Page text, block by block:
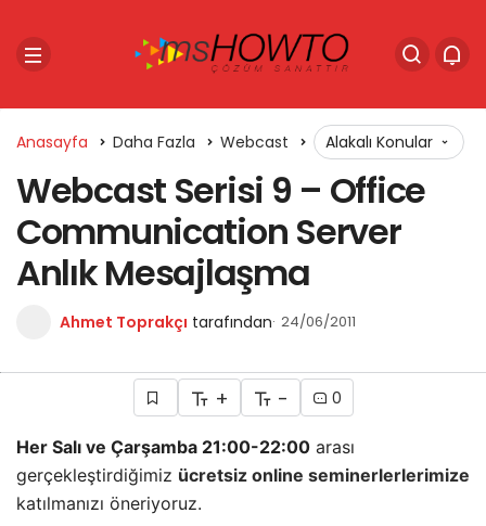
Anasayfa Daha Fazla Webcast Alakalı Konular
Webcast Serisi 9 – Office
Communication Server
Anlık Mesajlaşma
Ahmet Toprakçı tarafından 24/06/2011
+ - 0
Her Salı ve Çarşamba 21:00-22:00 arası
gerçekleştirdiğimiz ücretsiz online seminerlerlerimize
katılmanızı öneriyoruz.